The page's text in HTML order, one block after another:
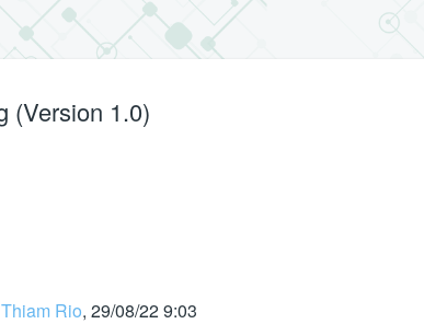
(Version 1.0)
Thiam Rio, 29/08/22 9:03